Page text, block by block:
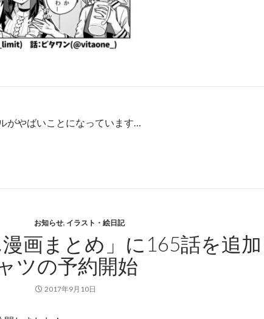
がやばいことになっています…
お知らせ, イラスト・絵日記
画まとめ」に165話を追
ツの予約開始
2017年9月10日